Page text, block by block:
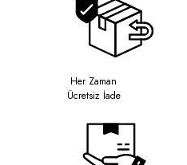
Her Zaman
Ücretsiz İade